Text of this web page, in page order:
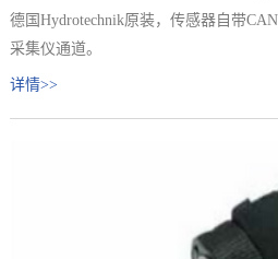
德国Hydrotechnik原装，传感器自带
采集仪通道。
详情>>